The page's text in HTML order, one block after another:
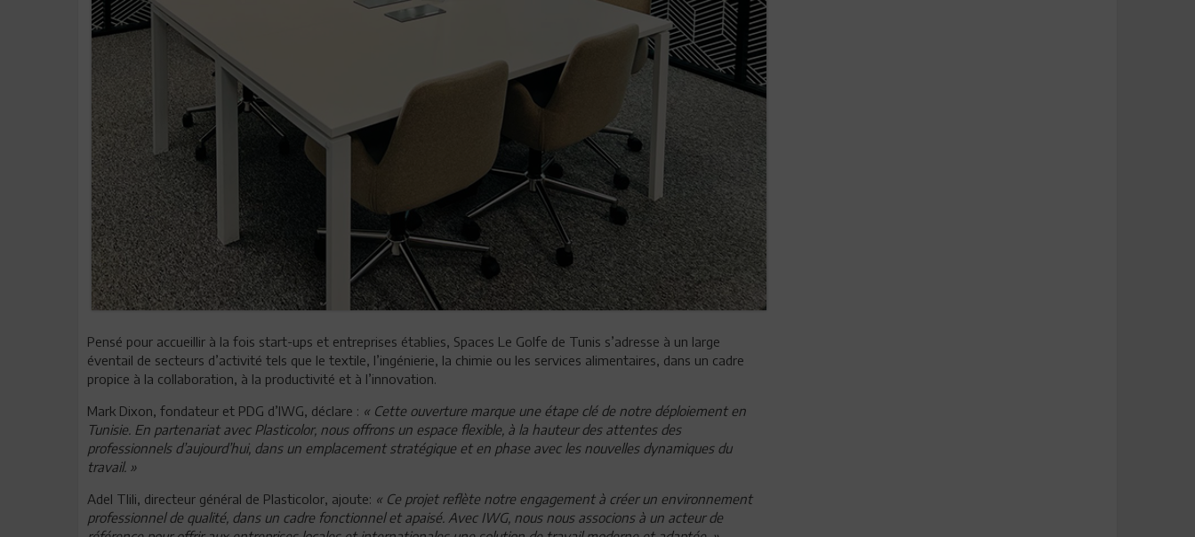
Pensé pour accueillir à la fois start-ups et entreprises établies, Spaces Le Golfe de Tunis s’adresse à un large
éventail de secteurs d’activité tels que le textile, l’ingénierie, la chimie ou les services alimentaires, dans un cadre
propice à la collaboration, à la productivité et à l’innovation.
Mark Dixon, fondateur et PDG d’IWG, déclare : « Cette ouverture marque une étape clé de notre déploiement en
Tunisie. En partenariat avec Plasticolor, nous offrons un espace flexible, à la hauteur des attentes des
professionnels d’aujourd’hui, dans un emplacement stratégique et en phase avec les nouvelles dynamiques du
travail. »
Adel Tlili, directeur général de Plasticolor, ajoute: « Ce projet reflète notre engagement à créer un environnement
professionnel de qualité, dans un cadre fonctionnel et apaisé. Avec IWG, nous nous associons à un acteur de